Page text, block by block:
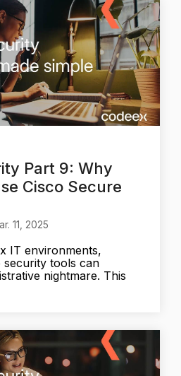
Part 9: Why
Cisco Secure
11, 2025
IT environments,
security tools can
nightmare. This